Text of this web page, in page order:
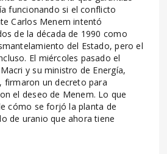
funcionando si el conflicto
Carlos Menem intentó
de la década de 1990 como
del Estado, pero el
El miércoles pasado el
y su ministro de Energía,
firmaron un decreto para
el deseo de Menem. Lo que
cómo se forjó la planta de
de uranio que ahora tiene